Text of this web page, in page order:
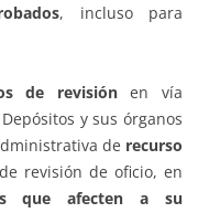
, incluso para
de revisiónen vía
y sus órganos
de recurso
revisión de oficio, en
que afecten a su